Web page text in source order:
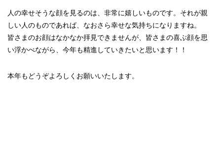
人の幸せそうな顔を見るのは、非常に嬉しいものです。それが親
しい人のものであれば、なおさら幸せな気持ちになりますね。
皆さまのお顔はなかなか拝見できませんが、皆さまの喜ぶ顔を思
い浮かべながら、今年も精進していきたいと思います！！
本年もどうぞよろしくお願いいたします。